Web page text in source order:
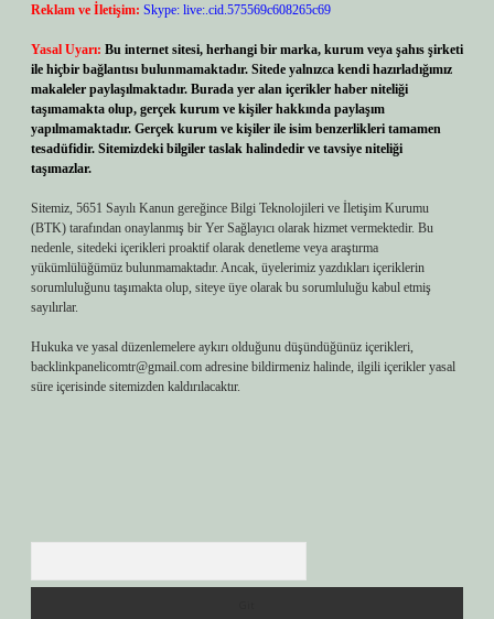
Reklam ve İletişim: Skype: live:.cid.575569c608265c69
Yasal Uyarı: Bu internet sitesi, herhangi bir marka, kurum veya şahıs şirketi
ile hiçbir bağlantısı bulunmamaktadır. Sitede yalnızca kendi hazırladığımız
makaleler paylaşılmaktadır. Burada yer alan içerikler haber niteliği
taşımamakta olup, gerçek kurum ve kişiler hakkında paylaşım
yapılmamaktadır. Gerçek kurum ve kişiler ile isim benzerlikleri tamamen
tesadüfidir. Sitemizdeki bilgiler taslak halindedir ve tavsiye niteliği
taşımazlar.
Sitemiz, 5651 Sayılı Kanun gereğince Bilgi Teknolojileri ve İletişim Kurumu
(BTK) tarafından onaylanmış bir Yer Sağlayıcı olarak hizmet vermektedir. Bu
nedenle, sitedeki içerikleri proaktif olarak denetleme veya araştırma
yükümlülüğümüz bulunmamaktadır. Ancak, üyelerimiz yazdıkları içeriklerin
sorumluluğunu taşımakta olup, siteye üye olarak bu sorumluluğu kabul etmiş
sayılırlar.
Hukuka ve yasal düzenlemelere aykırı olduğunu düşündüğünüz içerikleri,
backlinkpanelicomtr@gmail.com adresine bildirmeniz halinde, ilgili içerikler yasal
süre içerisinde sitemizden kaldırılacaktır.